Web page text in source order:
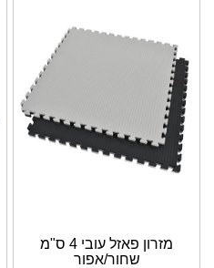
מזרון פאזל עובי 4 ס"מ
שחור/אפור